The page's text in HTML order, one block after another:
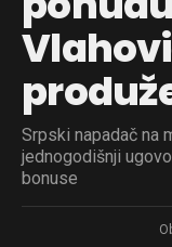
Srpski napadač na
jednogodišnji
bonuse